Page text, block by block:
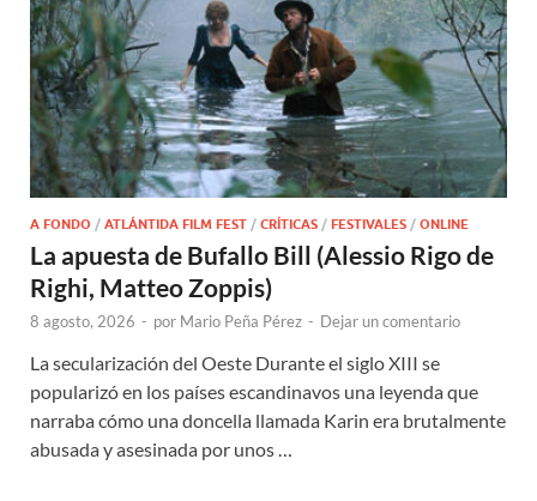
A FONDO / ATLÁNTIDA FILM FEST / CRÍTICAS / FESTIVALES / ONLINE
La apuesta de Bufallo Bill (Alessio Rigo de
Righi, Matteo Zoppis)
8 agosto, 2026 - por Mario Peña Pérez - Dejar un comentario
La secularización del Oeste Durante el siglo XIII se
popularizó en los países escandinavos una leyenda que
narraba cómo una doncella llamada Karin era brutalmente
abusada y asesinada por unos …